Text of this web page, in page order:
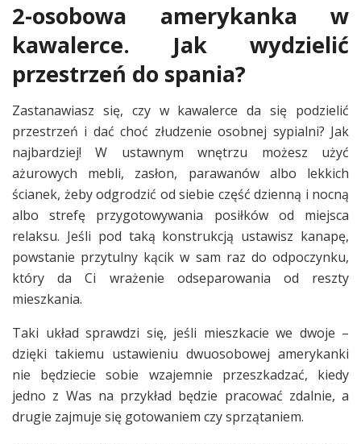
2-osobowa amerykanka w
kawalerce. Jak wydzielić
przestrzeń do spania?
Zastanawiasz się, czy w kawalerce da się podzielić
przestrzeń i dać choć złudzenie osobnej sypialni? Jak
najbardziej! W ustawnym wnętrzu możesz użyć
ażurowych mebli, zasłon, parawanów albo lekkich
ścianek, żeby odgrodzić od siebie część dzienną i nocną
albo strefę przygotowywania posiłków od miejsca
relaksu. Jeśli pod taką konstrukcją ustawisz kanapę,
powstanie przytulny kącik w sam raz do odpoczynku,
który da Ci wrażenie odseparowania od reszty
mieszkania.
Taki układ sprawdzi się, jeśli mieszkacie we dwoje –
dzięki takiemu ustawieniu dwuosobowej amerykanki
nie będziecie sobie wzajemnie przeszkadzać, kiedy
jedno z Was na przykład będzie pracować zdalnie, a
drugie zajmuje się gotowaniem czy sprzątaniem.